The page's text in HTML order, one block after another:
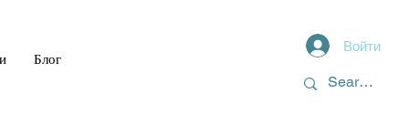
Блог
Войти